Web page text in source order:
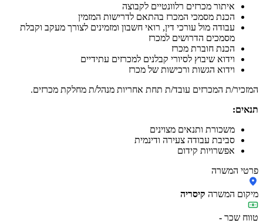
איתור מכרזים רלוונטיים לקבוצה
הכנת מסמכי המכרז בהתאם לדרישות המזמין
עבודה מול עורכי דין, רואי חשבון ומזמינים לצורך מעקב וקבלת
מסמכים הדרושים למכרז
הכנת חוברת מכרז
וידוא שיבוץ לסיורי קבלנים למכרזים עתידיים
וידוא הגשות ורכישות של מכרז
המזכיר/ת המכרזים עובד/ת תחת אחריות מנהל/ת מחלקת מכרזים.
תנאים:
משכורת ותנאים מצוינים
סביבת עבודה צעירה ודינמית
אפשרויות קידום
פרטי המשרה
מיקום המשרה קיסריה
טווח שכר -